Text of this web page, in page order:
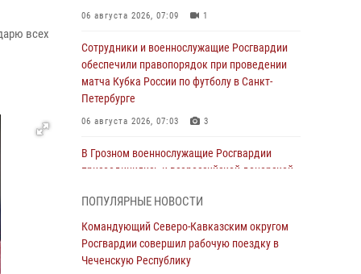
всех
06 августа 2026, 07:09 1
Сотрудники и военнослужащие Росгвардии
обеспечили правопорядок при проведении
матча Кубка России по футболу в Санкт-
Петербурге
06 августа 2026, 07:03 3
В Грозном военнослужащие Росгвардии
присоединились к всероссийской донорской
В Бурятии и Приамурье росгвардейцы
задержали подозреваемых в незаконном
ПОПУЛЯРНЫЕ НОВОСТИ
Командующий Северо-Кавказским округом
Росгвардии совершил рабочую поездку в
Чеченскую Республику